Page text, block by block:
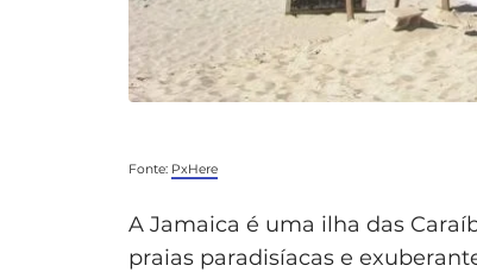
Fonte: PxHere
A Jamaica é uma ilha das
praias paradisíacas e